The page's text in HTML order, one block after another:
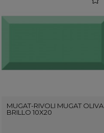
MUGAT-RIVOLI MUGAT OLIVA
BRILLO 10X20